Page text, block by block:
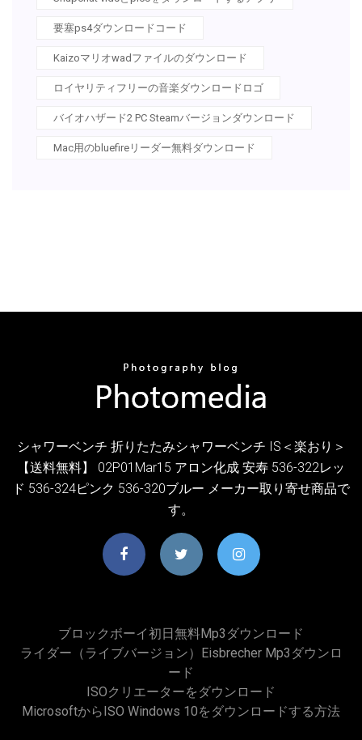
要塞ps4ダウンロードコード
Kaizoマリオwadファイルのダウンロード
ロイヤリティフリーの音楽ダウンロードロゴ
バイオハザード2 PC Steamバージョンダウンロード
Mac用のbluefireリーダー無料ダウンロード
シャワーベンチ 折りたたみシャワーベンチ IS＜楽おり＞
【送料無料】 02P01Mar15 アロン化成 安寿 536-322レッ
ド 536-324ピンク 536-320ブルー メーカー取り寄せ商品で
す。
ブロックボーイ初日無料mp3ダウンロード
ライダー（ライブバージョン）eisbrecher Mp3ダウンロ
ード
ISOクリエーターをダウンロード
MicrosoftからISO Windows 10をダウンロードする方法